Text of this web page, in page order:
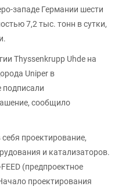
западе Германии шести
7,2 тыс. тонн в сутки,
Thyssenkrupp Uhde на
Uniper в
сообщило
проектирование,
и катализаторов.
(предпроектное
проектирования